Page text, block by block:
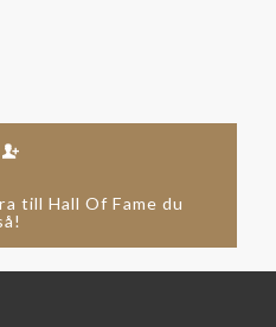
till Hall Of Fame du